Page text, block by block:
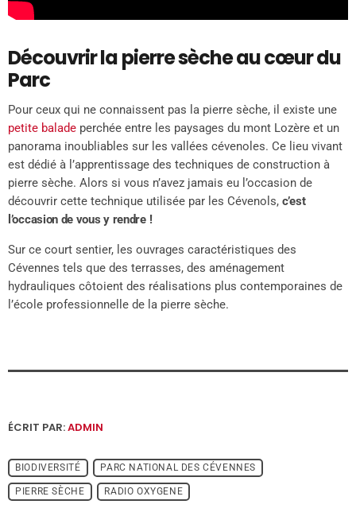
Découvrir la pierre sèche au cœur du
Parc
Pour ceux qui ne connaissent pas la pierre sèche, il existe une
petite balade perchée entre les paysages du mont Lozère et un
panorama inoubliables sur les vallées cévenoles. Ce lieu vivant
est dédié à l’apprentissage des techniques de construction à
pierre sèche. Alors si vous n’avez jamais eu l’occasion de
découvrir cette technique utilisée par les Cévenols, c’est
l’occasion de vous y rendre !
Sur ce court sentier, les ouvrages caractéristiques des
Cévennes tels que des terrasses, des aménagement
hydrauliques côtoient des réalisations plus contemporaines de
l’école professionnelle de la pierre sèche.
ÉCRIT PAR:ADMIN
BIODIVERSITÉ PARC NATIONAL DES CÉVENNES
PIERRE SÈCHE RADIO OXYGENE